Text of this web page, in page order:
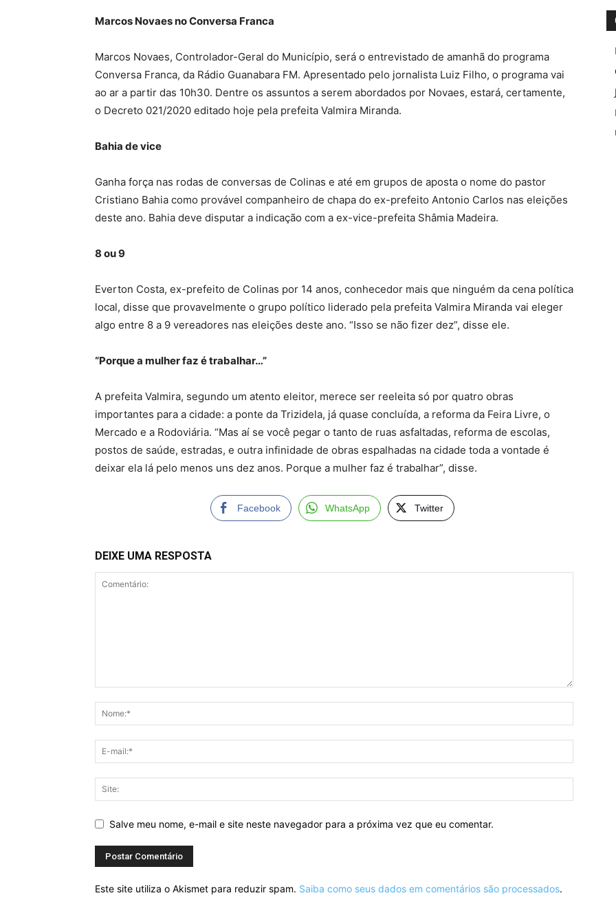
Marcos Novaes no Conversa Franca
Marcos Novaes, Controlador-Geral do Município, será o entrevistado de amanhã do programa
Conversa Franca, da Rádio Guanabara FM. Apresentado pelo jornalista Luiz Filho, o programa vai
ao ar a partir das 10h30. Dentre os assuntos a serem abordados por Novaes, estará, certamente,
o Decreto 021/2020 editado hoje pela prefeita Valmira Miranda.
Bahia de vice
Ganha força nas rodas de conversas de Colinas e até em grupos de aposta o nome do pastor
Cristiano Bahia como provável companheiro de chapa do ex-prefeito Antonio Carlos nas eleições
deste ano. Bahia deve disputar a indicação com a ex-vice-prefeita Shâmia Madeira.
8 ou 9
Everton Costa, ex-prefeito de Colinas por 14 anos, conhecedor mais que ninguém da cena política
local, disse que provavelmente o grupo político liderado pela prefeita Valmira Miranda vai eleger
algo entre 8 a 9 vereadores nas eleições deste ano. “Isso se não fizer dez”, disse ele.
“Porque a mulher faz é trabalhar…”
A prefeita Valmira, segundo um atento eleitor, merece ser reeleita só por quatro obras
importantes para a cidade: a ponte da Trizidela, já quase concluída, a reforma da Feira Livre, o
Mercado e a Rodoviária. “Mas aí se você pegar o tanto de ruas asfaltadas, reforma de escolas,
postos de saúde, estradas, e outra infinidade de obras espalhadas na cidade toda a vontade é
deixar ela lá pelo menos uns dez anos. Porque a mulher faz é trabalhar”, disse.
Facebook WhatsApp Twitter
DEIXE UMA RESPOSTA
Salve meu nome, e-mail e site neste navegador para a próxima vez que eu comentar.
Este site utiliza o Akismet para reduzir spam. Saiba como seus dados em comentários são processados.